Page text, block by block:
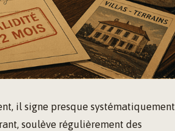
il signe presque systématiquement
soulève régulièrement des